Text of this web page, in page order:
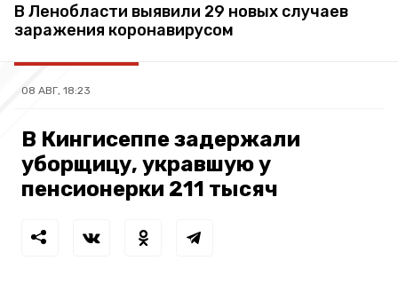
В Ленобласти выявили 29 новых случаев
заражения коронавирусом
08 АВГ, 18:23
В Кингисеппе задержали
уборщицу, укравшую у
пенсионерки 211 тысяч